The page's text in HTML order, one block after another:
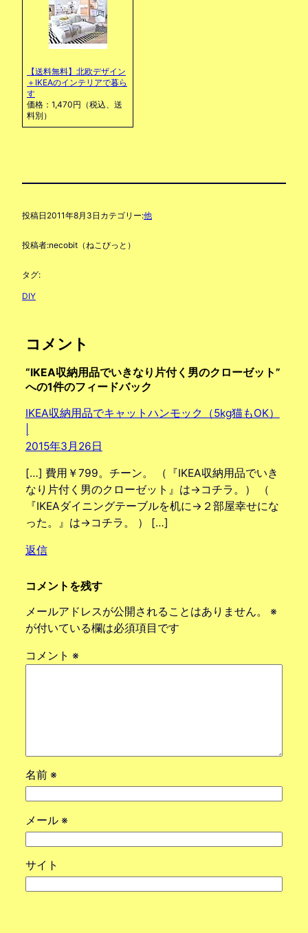
【送料無料】北欧デザイン
＋IKEAのインテリアで暮ら
す
価格：1,470円（税込、送
料別）
投稿日 2011年8月3日 カテゴリー:他
投稿者:necobit（ねこびっと）
タグ:
DIY
コメント
“IKEA収納用品でいきなり片付く男のクローゼット”
への1件のフィードバック
IKEA収納用品でキャットハンモック（5kg猫もOK）
2015年3月26日
[…] 費用￥799。チーン。 （『IKEA収納用品でいき
なり片付く男のクローゼット』は→コチラ。） （
『IKEAダイニングテーブルを机に→２部屋幸せにな
った。』は→コチラ。 ） […]
返信
コメントを残す
メールアドレスが公開されることはありません。
※
が付いている欄は必須項目です
コメント ※
名前 ※
メール ※
サイト